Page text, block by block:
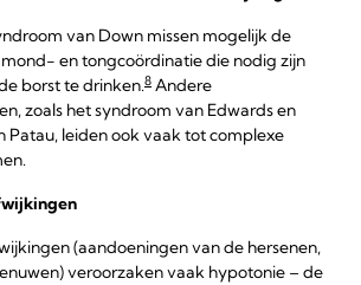
van Down missen mogelijk de
en tongcoördinatie die nodig zijn
borst te drinken.8 Andere
zoals het syndroom van Edwards en
Patau, leiden ook vaak tot complexe
(aandoeningen van de hersenen,
veroorzaken vaak hypotonie – de